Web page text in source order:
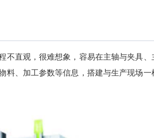
不直观，很难想象，容易在主轴与夹具
料、加工参数等信息，搭建与生产现场